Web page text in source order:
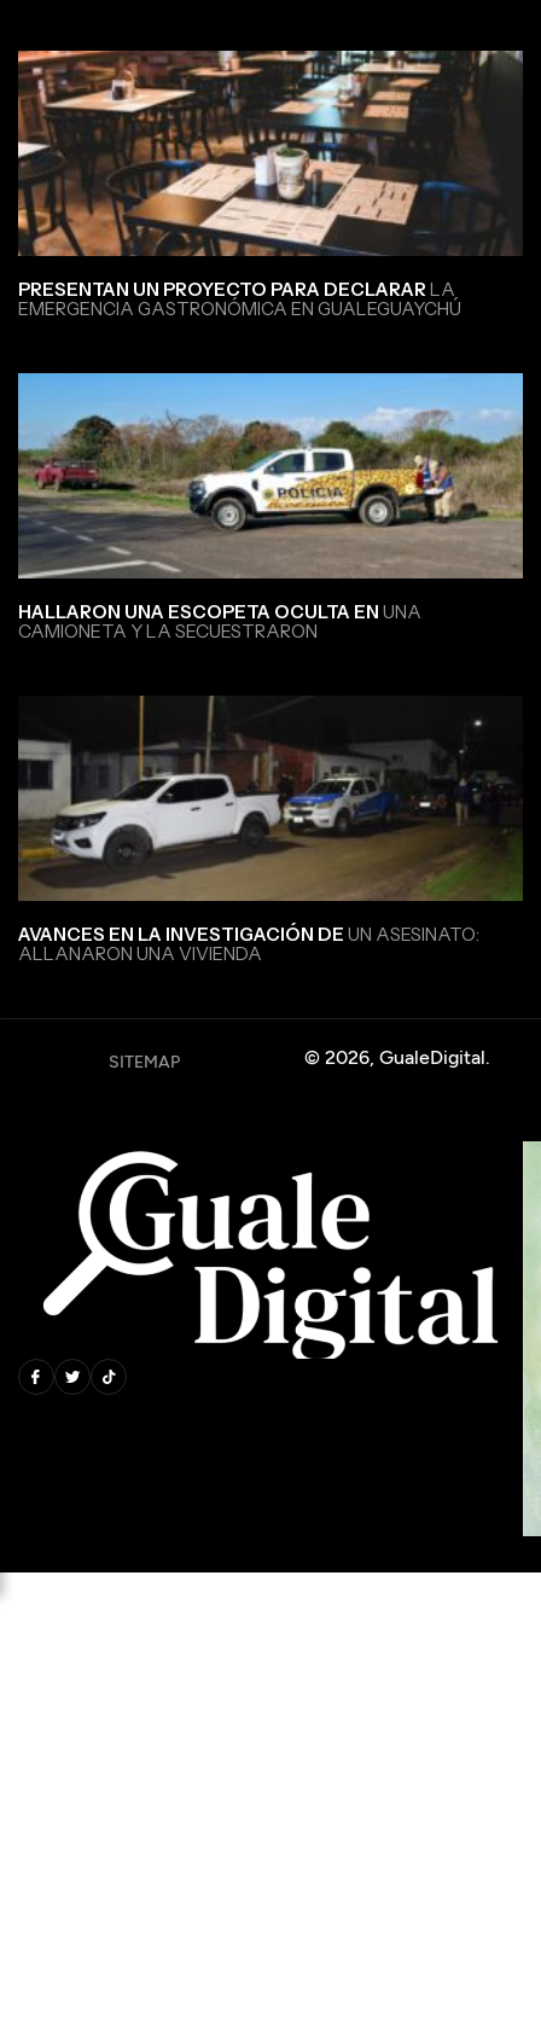
PRESENTAN UN PROYECTO PARA DECLARARLA
EMERGENCIA GASTRONÓMICA EN GUALEGUAYCHÚ
HALLARON UNA ESCOPETA OCULTA EN UNA
CAMIONETA Y LA SECUESTRARON
AVANCES EN LA INVESTIGACIÓN DE UN ASESINATO:
ALLANARON UNA VIVIENDA
© 2026, GualeDigital.
SITEMAP